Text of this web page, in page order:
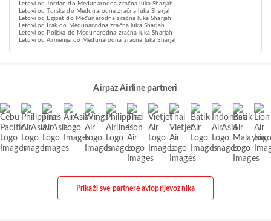
Letovi od Jordan do Međunarodna zračna luka Sharjah
Letovi od Turska do Međunarodna zračna luka Sharjah
Letovi od Egipat do Međunarodna zračna luka Sharjah
Letovi od Irak do Međunarodna zračna luka Sharjah
Letovi od Poljska do Međunarodna zračna luka Sharjah
Letovi od Armenija do Međunarodna zračna luka Sharjah
Airpaz Airline partneri
Prikaži sve partnere avioprijevoznika